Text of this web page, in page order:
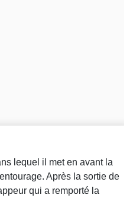
lequel il met en avant la
Après la sortie de
qui a remporté la